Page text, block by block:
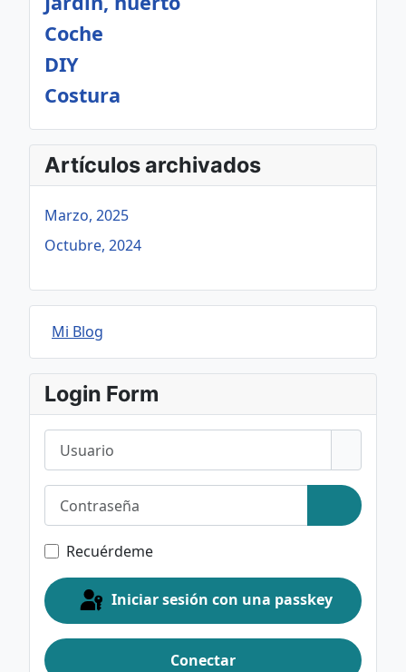
Coche
DIY
Costura
Artículos archivados
Marzo, 2025
Octubre, 2024
Mi Blog
Login Form
Mostrar
Recuérdeme
Iniciar sesión con una passkey
Conectar